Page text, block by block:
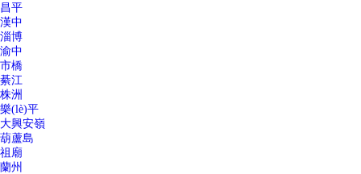
昌平
漢中
淄博
渝中
市橋
綦江
株洲
樂(lè)平
大興安嶺
葫蘆島
祖廟
蘭州